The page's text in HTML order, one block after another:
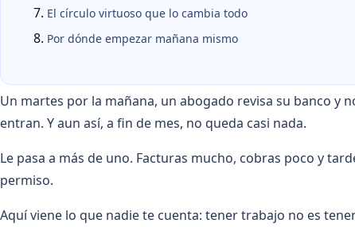
El círculo virtuoso que lo cambia todo
Por dónde empezar mañana mismo
Un martes por la mañana, un abogado revisa su banco y
entran. Y aun así, a fin de mes, no queda casi nada.
Le pasa a más de uno. Facturas mucho, cobras poco y
permiso.
Aquí viene lo que nadie te cuenta: tener trabajo no es